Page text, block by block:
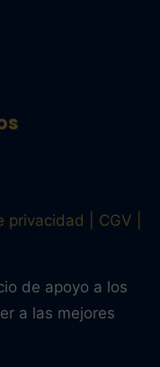
privacidad
CGV
de apoyo a los
a las mejores